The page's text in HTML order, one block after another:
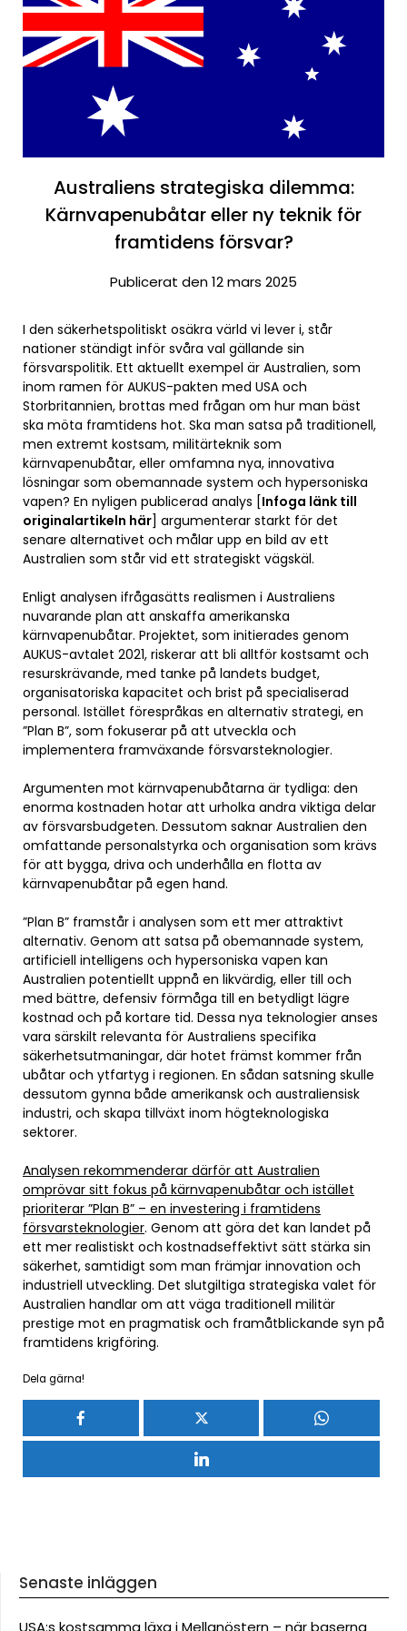
Australiens strategiska dilemma:
Kärnvapenubåtar eller ny teknik för
framtidens försvar?
Publicerat den 12 mars 2025
I den säkerhetspolitiskt osäkra värld vi lever i, står
nationer ständigt inför svåra val gällande sin
försvarspolitik. Ett aktuellt exempel är Australien, som
inom ramen för AUKUS-pakten med USA och
Storbritannien, brottas med frågan om hur man bäst
ska möta framtidens hot. Ska man satsa på traditionell,
men extremt kostsam, militärteknik som
kärnvapenubåtar, eller omfamna nya, innovativa
lösningar som obemannade system och hypersoniska
vapen? En nyligen publicerad analys [Infoga länk till
originalartikeln här] argumenterar starkt för det
senare alternativet och målar upp en bild av ett
Australien som står vid ett strategiskt vägskäl.
Enligt analysen ifrågasätts realismen i Australiens
nuvarande plan att anskaffa amerikanska
kärnvapenubåtar. Projektet, som initierades genom
AUKUS-avtalet 2021, riskerar att bli alltför kostsamt och
resurskrävande, med tanke på landets budget,
organisatoriska kapacitet och brist på specialiserad
personal. Istället förespråkas en alternativ strategi, en
”Plan B”, som fokuserar på att utveckla och
implementera framväxande försvarsteknologier.
Argumenten mot kärnvapenubåtarna är tydliga: den
enorma kostnaden hotar att urholka andra viktiga delar
av försvarsbudgeten. Dessutom saknar Australien den
omfattande personalstyrka och organisation som krävs
för att bygga, driva och underhålla en flotta av
kärnvapenubåtar på egen hand.
”Plan B” framstår i analysen som ett mer attraktivt
alternativ. Genom att satsa på obemannade system,
artificiell intelligens och hypersoniska vapen kan
Australien potentiellt uppnå en likvärdig, eller till och
med bättre, defensiv förmåga till en betydligt lägre
kostnad och på kortare tid. Dessa nya teknologier anses
vara särskilt relevanta för Australiens specifika
säkerhetsutmaningar, där hotet främst kommer från
ubåtar och ytfartyg i regionen. En sådan satsning skulle
dessutom gynna både amerikansk och australiensisk
industri, och skapa tillväxt inom högteknologiska
sektorer.
Analysen rekommenderar därför att Australien
omprövar sitt fokus på kärnvapenubåtar och istället
prioriterar ”Plan B” – en investering i framtidens
försvarsteknologier. Genom att göra det kan landet på
ett mer realistiskt och kostnadseffektivt sätt stärka sin
säkerhet, samtidigt som man främjar innovation och
industriell utveckling. Det slutgiltiga strategiska valet för
Australien handlar om att väga traditionell militär
prestige mot en pragmatisk och framåtblickande syn på
framtidens krigföring.
Dela gärna!
Senaste inläggen
USA:s kostsamma läxa i Mellanöstern – när baserna